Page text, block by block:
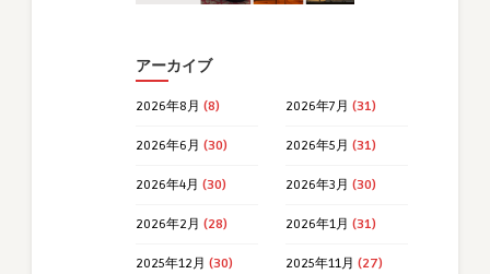
アーカイブ
2026年8月 (8) 2026年7月 (31)
2026年6月 (30) 2026年5月 (31)
2026年4月 (30) 2026年3月 (30)
2026年2月 (28) 2026年1月 (31)
2025年12月 (30) 2025年11月 (27)